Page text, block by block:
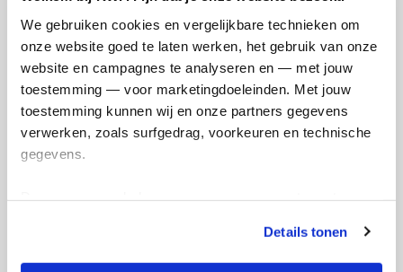
We gebruiken cookies en vergelijkbare technieken om
onze website goed te laten werken, het gebruik van onze
website en campagnes te analyseren en — met jouw
toestemming — voor marketingdoeleinden. Met jouw
toestemming kunnen wij en onze partners gegevens
verwerken, zoals surfgedrag, voorkeuren en technische
gegevens.
tonen. Je kunt je toestemming op elk moment wijzigen of
intrekken via Cookie instellingen onderaan de pagina. De
Details tonen
Email Address *
Mobile